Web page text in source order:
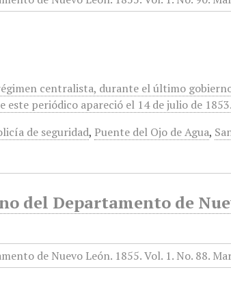
centralista, durante el último
periódico apareció el 14 de julio de
de seguridad, Puente del Ojo de Agua,
del Departamento de